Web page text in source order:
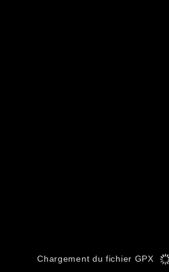
Chargement du fichier GPX